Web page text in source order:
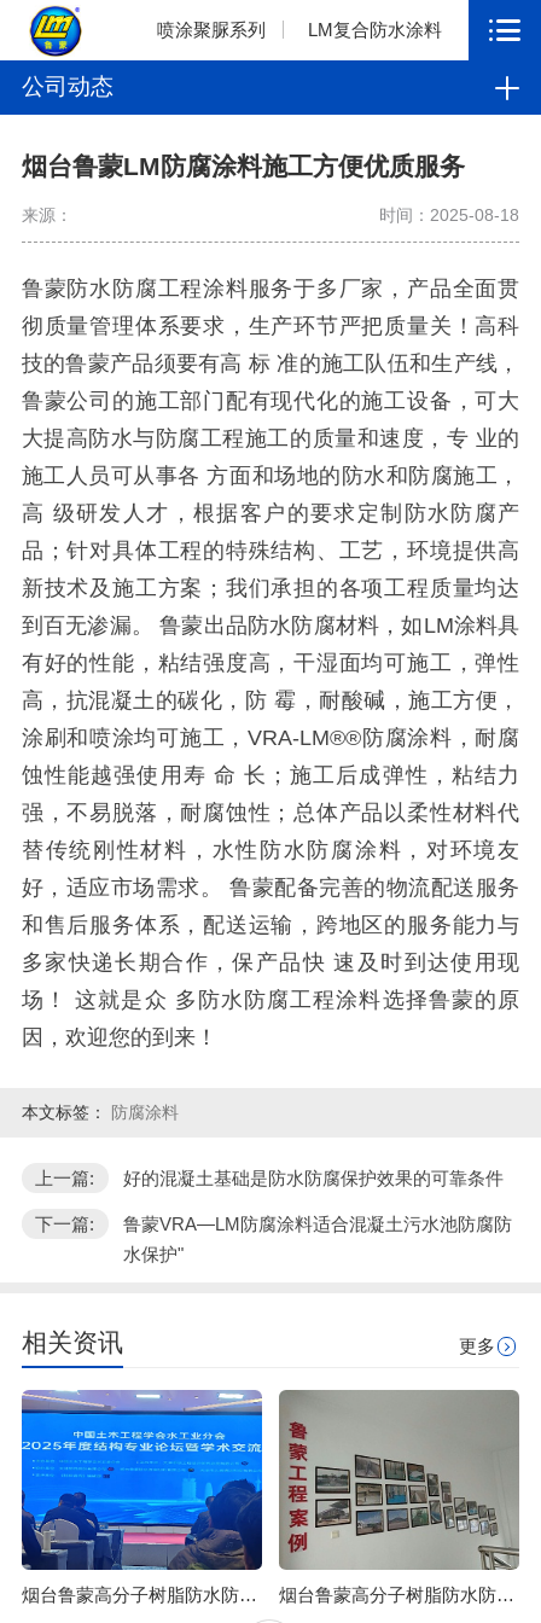
喷涂聚脲系列 LM复合防水涂料
公司动态
烟台鲁蒙LM防腐涂料施工方便优质服务
来源： 时间：2025-08-18
鲁蒙防水防腐工程涂料服务于多厂家，产品全面贯
彻质量管理体系要求，生产环节严把质量关！高科
技的鲁蒙产品须要有高 标 准的施工队伍和生产线，
鲁蒙公司的施工部门配有现代化的施工设备，可大
大提高防水与防腐工程施工的质量和速度，专 业的
施工人员可从事各 方面和场地的防水和防腐施工，
高 级研发人才，根据客户的要求定制防水防腐产
品；针对具体工程的特殊结构、工艺，环境提供高
新技术及施工方案；我们承担的各项工程质量均达
到百无渗漏。 鲁蒙出品防水防腐材料，如LM涂料具
有好的性能，粘结强度高，干湿面均可施工，弹性
高，抗混凝土的碳化，防 霉，耐酸碱，施工方便，
涂刷和喷涂均可施工，VRA-LM®®防腐涂料，耐腐
蚀性能越强使用寿 命 长；施工后成弹性，粘结力
强，不易脱落，耐腐蚀性；总体产品以柔性材料代
替传统刚性材料，水性防水防腐涂料，对环境友
好，适应市场需求。 鲁蒙配备完善的物流配送服务
和售后服务体系，配送运输，跨地区的服务能力与
多家快递长期合作，保产品快 速及时到达使用现
场！ 这就是众 多防水防腐工程涂料选择鲁蒙的原
因，欢迎您的到来！
本文标签： 防腐涂料
上一篇: 好的混凝土基础是防水防腐保护效果的可靠条件
下一篇:
鲁蒙VRA—LM防腐涂料适合混凝土污水池防腐防
水保护"
相关资讯 更多
烟台鲁蒙高分子树脂防水防腐涂料可应用于石油化工行业 烟台鲁蒙高分子树脂防水防腐涂料可防止混凝土浒苔附着